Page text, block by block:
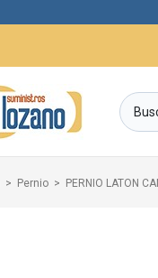
Pernio PERNIO LATON